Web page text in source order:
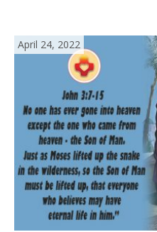
April 24, 2022